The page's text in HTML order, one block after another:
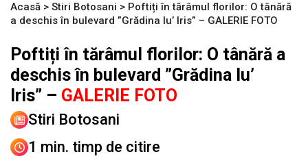
Acasă > Stiri Botosani > Poftiți în tărâmul florilor: O tânără
a deschis în bulevard ”Grădina lu’ Iris” – GALERIE FOTO
Poftiți în tărâmul florilor: O tânără a
deschis în bulevard ”Grădina lu’
Iris” – GALERIE FOTO
Stiri Botosani
1 min. timp de citire